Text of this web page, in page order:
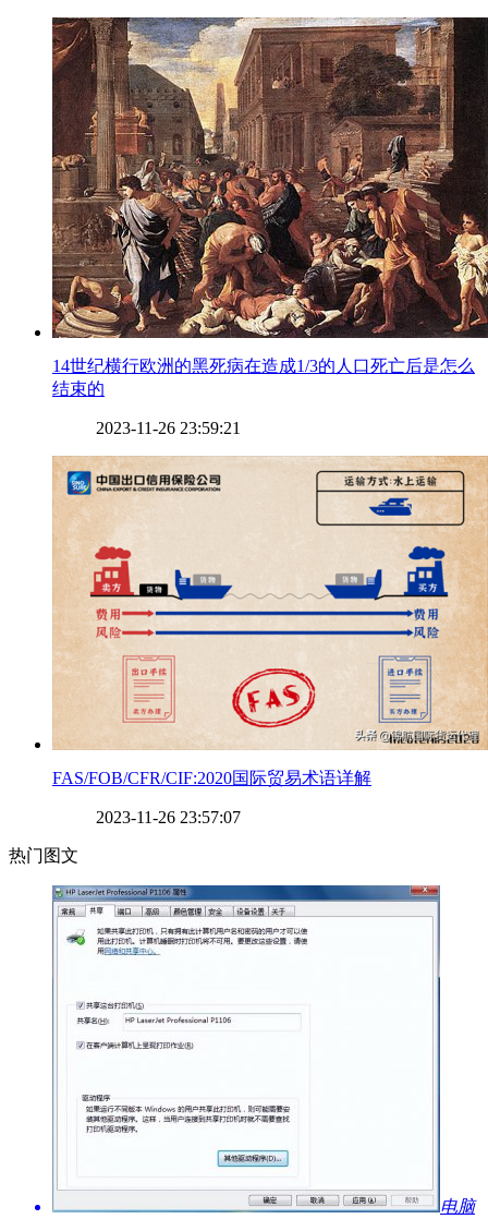
​14世纪横行欧洲的黑死病在造成1/3的人口死亡后是怎么
结束的
2023-11-26 23:59:21
​FAS/FOB/CFR/CIF:2020国际贸易术语详解
2023-11-26 23:57:07
热门图文
​电脑